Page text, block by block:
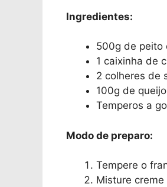
Ingredientes:
500g de peito
1 caixinha de
2 colheres de
100g de
Temperos a
Modo de preparo:
Tempere o
Misture